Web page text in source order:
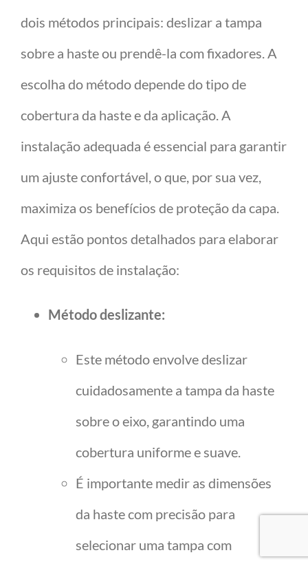
dois métodos principais: deslizar a tampa
sobre a haste ou prendê-la com fixadores. A
escolha do método depende do tipo de
cobertura da haste e da aplicação. A
instalação adequada é essencial para garantir
um ajuste confortável, o que, por sua vez,
maximiza os benefícios de proteção da capa.
Aqui estão pontos detalhados para elaborar
os requisitos de instalação:
Método deslizante:
Este método envolve deslizar
cuidadosamente a tampa da haste
sobre o eixo, garantindo uma
cobertura uniforme e suave.
É importante medir as dimensões
da haste com precisão para
selecionar uma tampa com